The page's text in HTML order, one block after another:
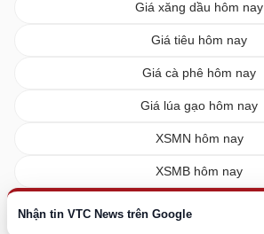
Nhận tin VTC News trên Google
Giá xăng dầu hôm nay
Giá tiêu hôm nay
Giá cà phê hôm nay
Giá lúa gạo hôm nay
XSMN hôm nay
XSMB hôm nay